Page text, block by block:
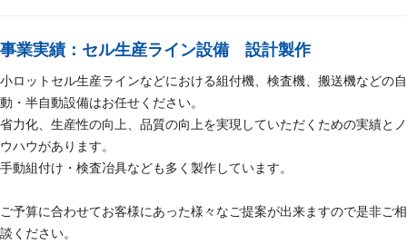
事業実績：セル生産ライン設備 設計製作
小ロットセル生産ラインなどにおける組付機、検査機、搬送機などの自
動・半自動設備はお任せください。
省力化、生産性の向上、品質の向上を実現していただくための実績とノ
ウハウがあります。
手動組付け・検査冶具なども多く製作しています。
ご予算に合わせてお客様にあった様々なご提案が出来ますので是非ご相
談ください。